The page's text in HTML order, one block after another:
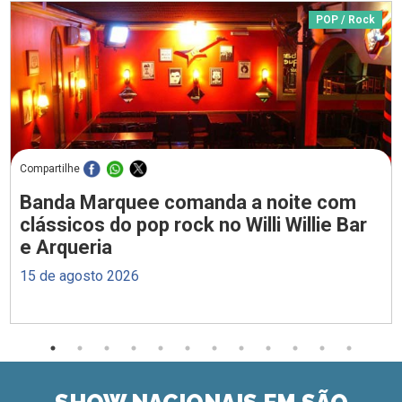
POP / Rock
Compartilhe
Banda Marquee comanda a noite com
clássicos do pop rock no Willi Willie Bar
e Arqueria
15 de agosto 2026